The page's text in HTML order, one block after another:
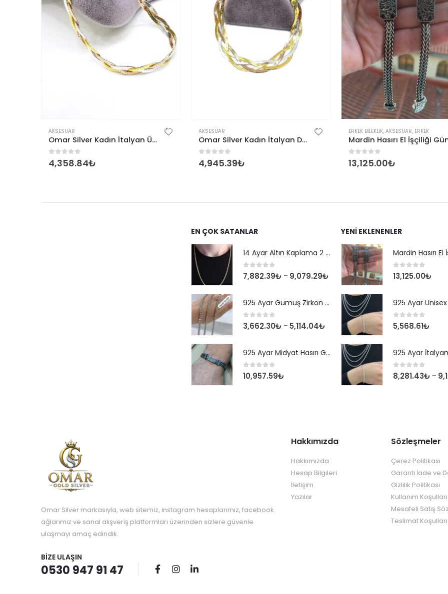
AKSESUAR
Omar Silver Kadın İtalyan Üçlü Örgü Gümüş Bileklik
0out of 5
4,358.84₺
AKSESUAR
Omar Silver Kadın İtalyan Dörtlü Örgü Gümüş Bileklik
0out of 5
4,945.39₺
ERKEK BILEKLIK, AKSESUAR, ERKEK
0out of 5
13,125.00₺
EN ÇOK SATANLAR
14 Ayar Altın Kaplama 2 mm Kare Kral Zincir Kolye
0 out of 5
7,882.39₺ – 9,079.29₺
925 Ayar Gümüş Zirkon Taşlı Yuvarlak Suyolu Bileklik
0 out of 5
3,662.30₺ – 5,114.04₺
925 Ayar Midyat Hasırı Gümüş Erkek Bilekliği
0out of 5
10,957.59₺
YENI EKLENENLER
0out of 5
13,125.00₺
0 out of 5
5,568.61₺
0 out of 5
8,281.43₺ –
Omar Silver markasıyla, web sitemiz, instagram hesaplarımız, facebook
ağlarımız ve sanal alışveriş platformları üzerinden sizlere güvenle
ulaşmayı amaç edindik.
BIZE ULAŞIN
0530 947 91 47
Hakkımızda
Hakkımızda
Hesap Bilgileri
İletişim
Yazılar
Sözleşmeler
Çerez Politikası
Garanti İade ve
Gizlilik Politikası
Kullanım Koşulları
Mesafeli Satış
Teslimat Koşulları